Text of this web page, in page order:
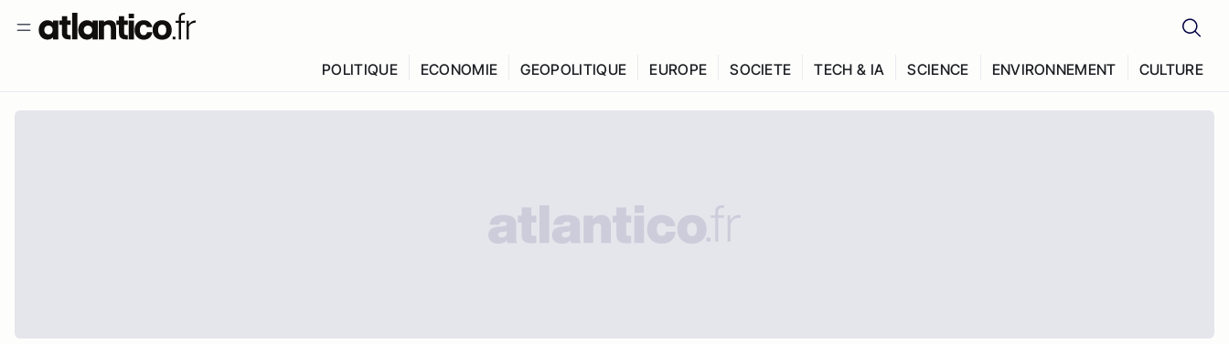
POLITIQUE ECONOMIE GEOPOLITIQUE EUROPE SOCIETE TECH & IA SCIENCE ENVIRONNEMENT CULTURE